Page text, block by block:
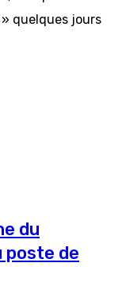
quelques jours
du
poste de